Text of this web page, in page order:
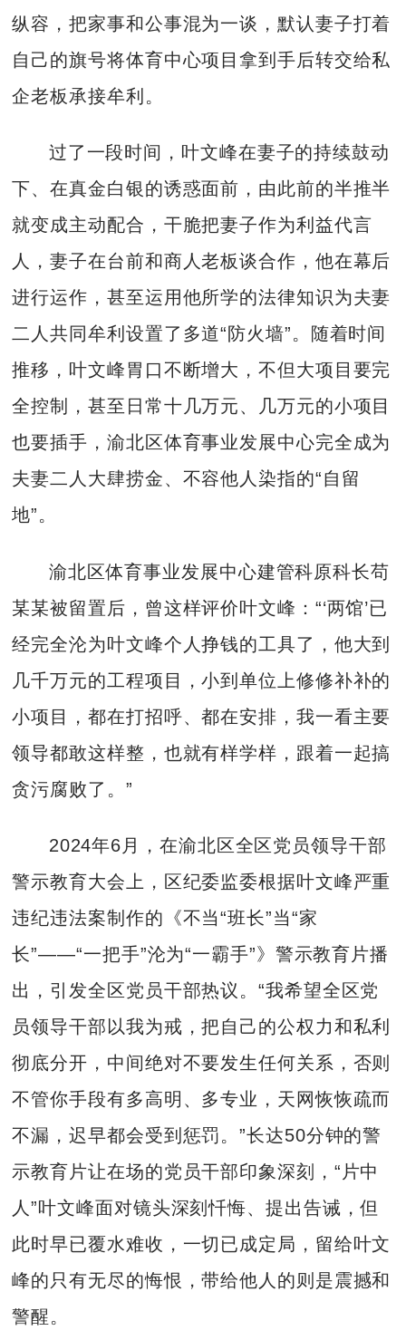
纵容，把家事和公事混为一谈，默认妻子打着
自己的旗号将体育中心项目拿到手后转交给私
企老板承接牟利。
过了一段时间，叶文峰在妻子的持续鼓动
下、在真金白银的诱惑面前，由此前的半推半
就变成主动配合，干脆把妻子作为利益代言
人，妻子在台前和商人老板谈合作，他在幕后
进行运作，甚至运用他所学的法律知识为夫妻
二人共同牟利设置了多道“防火墙”。随着时间
推移，叶文峰胃口不断增大，不但大项目要完
全控制，甚至日常十几万元、几万元的小项目
也要插手，渝北区体育事业发展中心完全成为
夫妻二人大肆捞金、不容他人染指的“自留
地”。
渝北区体育事业发展中心建管科原科长苟
某某被留置后，曾这样评价叶文峰：“‘两馆’已
经完全沦为叶文峰个人挣钱的工具了，他大到
几千万元的工程项目，小到单位上修修补补的
小项目，都在打招呼、都在安排，我一看主要
领导都敢这样整，也就有样学样，跟着一起搞
贪污腐败了。”
2024年6月，在渝北区全区党员领导干部
警示教育大会上，区纪委监委根据叶文峰严重
违纪违法案制作的《不当“班长”当“家
长”——“一把手”沦为“一霸手”》警示教育片播
出，引发全区党员干部热议。“我希望全区党
员领导干部以我为戒，把自己的公权力和私利
彻底分开，中间绝对不要发生任何关系，否则
不管你手段有多高明、多专业，天网恢恢疏而
不漏，迟早都会受到惩罚。”长达50分钟的警
示教育片让在场的党员干部印象深刻，“片中
人”叶文峰面对镜头深刻忏悔、提出告诫，但
此时早已覆水难收，一切已成定局，留给叶文
峰的只有无尽的悔恨，带给他人的则是震撼和
警醒。